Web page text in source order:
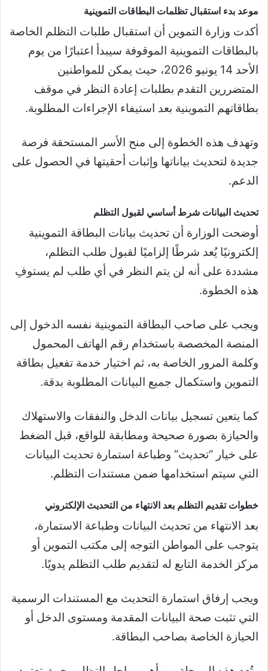
موعد بدء استقبال تظلمات البطاقات التموينية
أكدت وزارة التموين أن استقبال طلبات التظلم الخاصة
بالبطاقات التموينية الموقوفة سيبدأ اعتبارًا من يوم
الأحد 14 يونيو 2026، حيث يمكن للمواطنين
المتضررين التقدم بطلبات إعادة النظر في موقف
بطاقاتهم التموينية بعد استيفاء الإجراءات المطلوبة.
وتهدف هذه الخطوة إلى منح الأسر المستحقة فرصة
جديدة لتحديث بياناتها وإثبات أحقيتها في الحصول على
الدعم.
تحديث البيانات شرط أساسي لقبول التظلم
أوضحت الوزارة أن تحديث بيانات البطاقة التموينية
إلكترونيًا يُعد شرطًا إلزاميًا لقبول طلب التظلم،
مشددة على أنه لن يتم النظر في أي طلب لم يستوفِ
هذه الخطوة.
ويجب على صاحب البطاقة التموينية نفسه الدخول إلى
المنصة المخصصة باستخدام رقم الهاتف المحمول
وكلمة المرور الخاصة به، ثم اختيار خدمة تفعيل بطاقة
التموين واستكمال جميع البيانات المطلوبة بدقة.
كما يتعين تسجيل بيانات الدخل والنفقات والاستهلاك
والحيازة بصورة صحيحة ومطابقة للواقع، قبل الضغط
على خيار “تحديث” وطباعة استمارة تحديث البيانات
التي سيتم استخدامها ضمن مستندات التظلم.
خطوات تقديم التظلم بعد الانتهاء من التحديث الإلكتروني
بعد الانتهاء من تحديث البيانات وطباعة الاستمارة،
يتوجب على المواطن التوجه إلى مكتب التموين أو
مركز الخدمة التابع له لتقديم طلب التظلم يدويًا.
ويجب إرفاق استمارة التحديث مع المستندات الرسمية
التي تثبت صحة البيانات المقدمة ومستوى الدخل أو
الحيازة الخاصة بصاحب البطاقة.